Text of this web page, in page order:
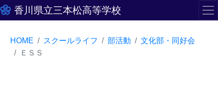
香川県立三本松高等学校
HOME スクールライフ 部活動
文化部・同好会
ＥＳＳ